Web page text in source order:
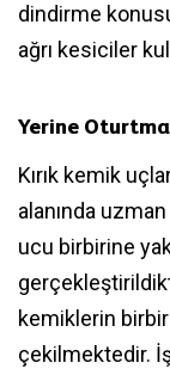
dindirme
ağrı kesiciler
Yerine Oturtma
Kırık kemik
alanında
ucu birbirine
kemiklerin
çekilmektedir.